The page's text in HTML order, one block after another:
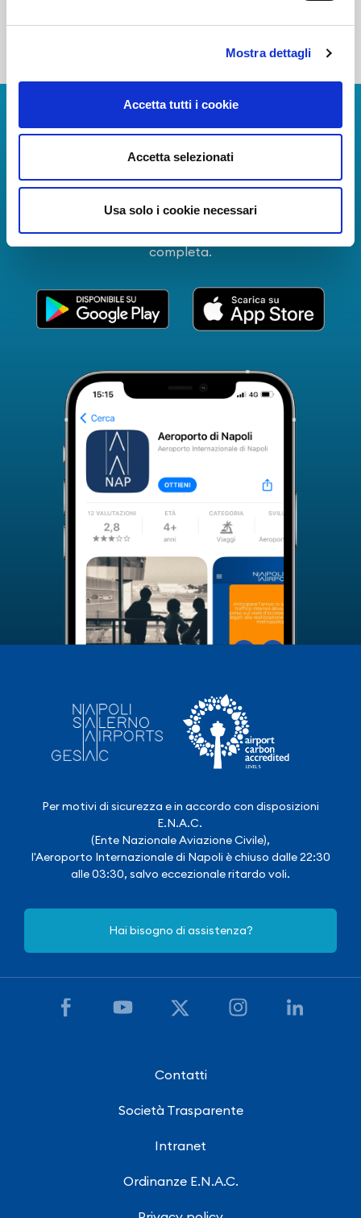
Mostra dettagli
Accetta tutti i cookie
Accetta selezionati
Usa solo i cookie necessari
Scarica App
La Guida dei Servizi dell'Aeroporto Internazionale di
Informazioni in tempo reale sui voli, tutti i servizi e i
numeri utili per rendere la tua esperienza
all'Aeroporto di Napoli ancora più coinvolgente e
completa.
Per motivi di sicurezza e in accordo con disposizioni
E.N.A.C.
(Ente Nazionale Aviazione Civile),
l'Aeroporto Internazionale di Napoli è chiuso dalle 22:30
alle 03:30, salvo eccezionale ritardo voli.
Hai bisogno di assistenza?
Contatti
Società Trasparente
Intranet
Ordinanze E.N.A.C.